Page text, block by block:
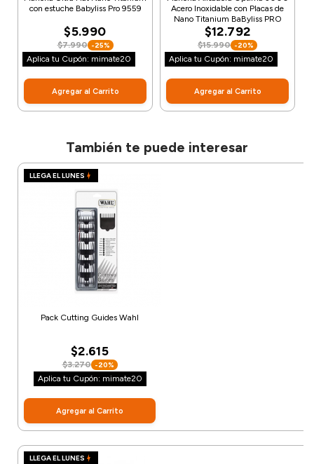
con estuche Babyliss Pro 9559
$5.990
$7.990 -25%
Aplica tu Cupón: mimate20
Agregar al Carrito
Acero Inoxidable con Placas de
Nano Titanium BaByliss PRO
$12.792
$15.990 -20%
Aplica tu Cupón: mimate20
Agregar al Carrito
También te puede interesar
LLEGA EL LUNES
Pack Cutting Guides Wahl
$2.615
$3.270 -20%
Aplica tu Cupón: mimate20
Agregar al Carrito
LLEGA EL LUNES